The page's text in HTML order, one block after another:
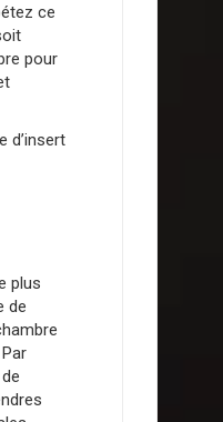
ce
pour
d’insert
plus
de